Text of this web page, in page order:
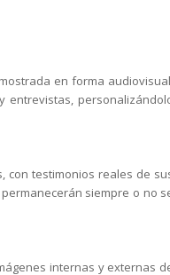
en forma
entrevistas,
con testimonios reales de
siempre o no
internas y externas